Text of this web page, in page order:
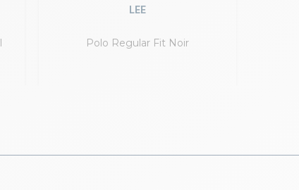
Polo Regular Fit Noir
LEE